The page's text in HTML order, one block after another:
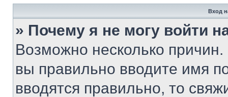
Вход
» Почему я не могу войти
Возможно несколько
вы правильно вводите имя
вводятся правильно, то